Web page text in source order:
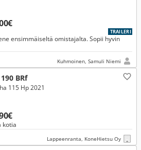
TRAILERI
ensimmäiseltä omistajalta. Sopii hyvin
Kuhmoinen, Samuli Niemi
BRf
115 Hp 2021
kotia
Lappeenranta, KoneHietsu Oy